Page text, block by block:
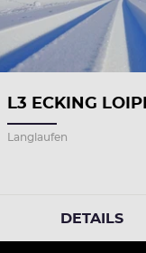
L3 ECKING
Langlaufen
DETAILS